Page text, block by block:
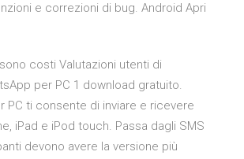
e correzioni di bug. Android Apri
costi Valutazioni utenti di
per PC 1 download gratuito.
PC ti consente di inviare e ricevere
iPad e iPod touch. Passa dagli SMS
devono avere la versione più